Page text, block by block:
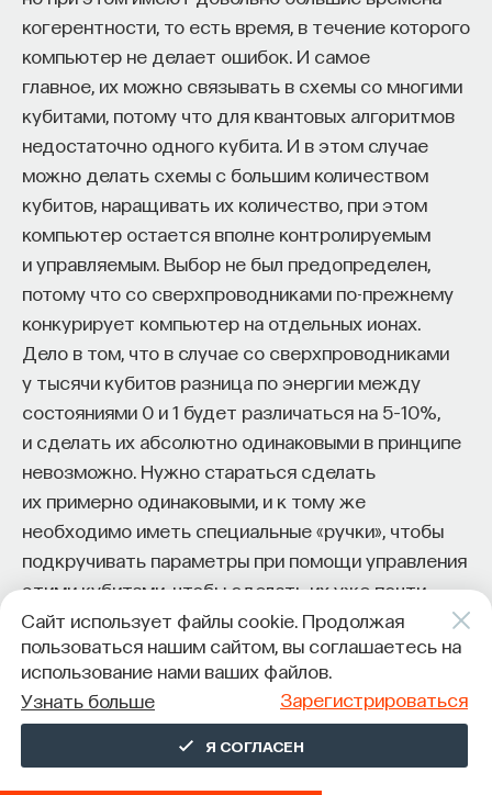
когерентности, то есть время, в течение которого
компьютер не делает ошибок. И самое
главное, их можно связывать в схемы со многими
кубитами, потому что для квантовых алгоритмов
недостаточно одного кубита. И в этом случае
можно делать схемы с большим количеством
кубитов, наращивать их количество, при этом
компьютер остается вполне контролируемым
и управляемым. Выбор не был предопределен,
потому что со сверхпроводниками по-прежнему
конкурирует компьютер на отдельных ионах.
Дело в том, что в случае со сверхпроводниками
у тысячи кубитов разница по энергии между
состояниями 0 и 1 будет различаться на 5–10%,
и сделать их абсолютно одинаковыми в принципе
невозможно. Нужно стараться сделать
их примерно одинаковыми, и к тому же
необходимо иметь специальные «ручки», чтобы
подкручивать параметры при помощи управления
этими кубитами, чтобы сделать их уже почти
идеально одинаковыми. Это возможно,
но требует дополнительных проводов и опять-
таки усложняет всю схему — и тут атомы или ионы
выигрывают.
Но тем не менее лидерство, нужно признать,
Сайт использует файлы cookie. Продолжая
пользоваться нашим сайтом, вы соглашаетесь на
использование нами ваших файлов.
Узнать больше
Зарегистрироваться
Я СОГЛАСЕН